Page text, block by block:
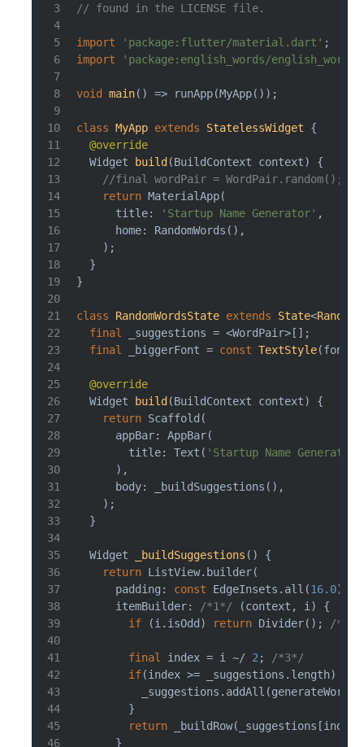
// found in the LICENSE file.
import 'package:flutter/material.dart' ;
import
'package:english_words/
void main() => runApp(MyApp());
class MyApp extends StatelessWidget
{
@override
Widget
build (BuildContext context)
{
//final wordPair = WordPair.random();
return MaterialApp(
      title:
'Startup Name Generator' ,
      home: RandomWords(),
    );
  }
}
class RandomWordsState extends State<
final
_suggestions = <WordPair>[];
final
_biggerFont = const TextStyle
@override
Widget
build (BuildContext context)
{
return Scaffold(
      appBar: AppBar(
        title: Text(
'Startup Name Generator'
      ),
      body: _buildSuggestions(),
    );
  }
Widget _buildSuggestions ()
{
return ListView.builder(
      padding:
const EdgeInsets.all(16.0),
      itemBuilder:
/*1*/ (context, i) {
if (i.isOdd) return Divider(); /*2*/
final index = i ~/ 2 ;
/*3*/
if(index >= _suggestions.length) {
        }
return
      }